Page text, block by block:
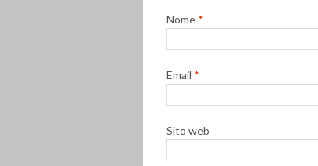
Nome *
Email *
Sito web